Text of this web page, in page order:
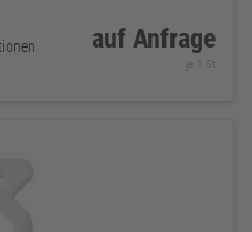
auf Anfrage
je 1 St